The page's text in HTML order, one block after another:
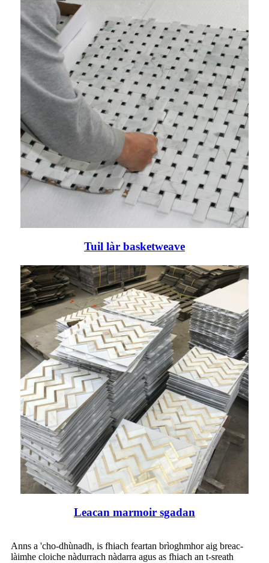
Tuil làr basketweave
Leacan marmoir sgadan
Anns a 'cho-dhùnadh, is fhiach feartan brìoghmhor aig breac-
làimhe cloiche nàdurrach nàdarra agus as fhiach an t-sreath